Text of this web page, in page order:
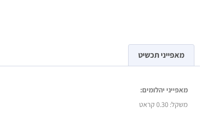
מאפייני תכשיט
מאפייני יהלומים:
משקל: 0.30 קראט